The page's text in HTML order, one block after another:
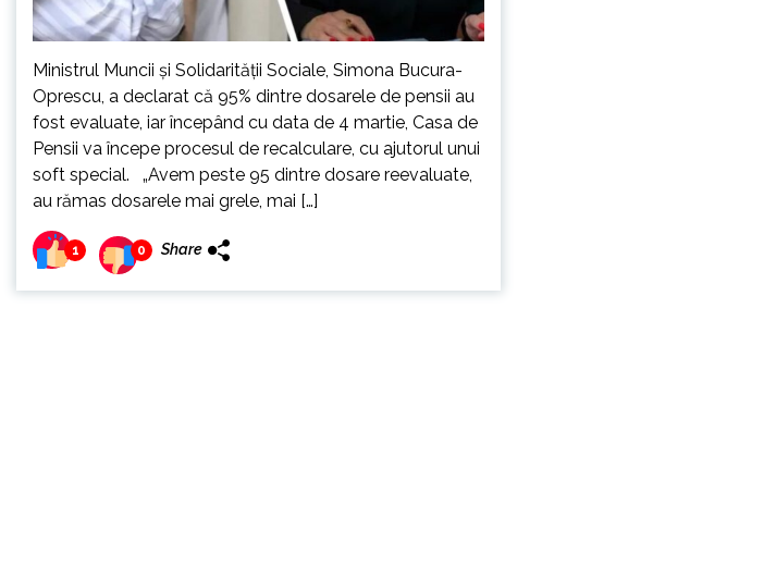
Ministrul Muncii și Solidarității Sociale, Simona Bucura-
Oprescu, a declarat că 95% dintre dosarele de pensii au
fost evaluate, iar începând cu data de 4 martie, Casa de
Pensii va începe procesul de recalculare, cu ajutorul unui
soft special. „Avem peste 95 dintre dosare reevaluate,
au rămas dosarele mai grele, mai […]
1 0 Share